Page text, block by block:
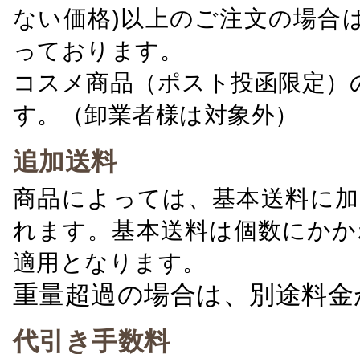
ない価格)以上のご注文の場合
っております。
コスメ商品（ポスト投函限定
す。（卸業者様は対象外）
追加送料
商品によっては、基本送料に
れます。基本送料は個数にか
適用となります。
重量超過の場合は、別途料
代引き手数料